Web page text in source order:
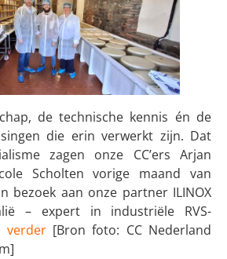
de technische kennis én de
die erin verwerkt zijn. Dat
zagen onze CC’ers Arjan
Scholten vorige maand van
bezoek aan onze partner ILINOX
– expert in industriële RVS-
verder[Bron foto: CC Nederland